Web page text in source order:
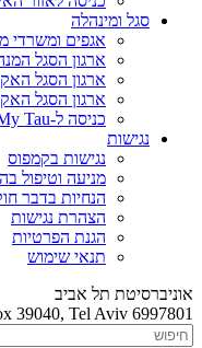
סגל ומינהלה
אגפים ומשרדי
ארגון הסגל
ארגון הסגל
ארגון הסגל
כניסה ל-My Tau
נגישות
נגישות בקמפוס
מניעה וטיפול
הנחיות בדבר
הצהרת נגישות
הגנת הפרטיות
תנאי שימוש
אוניברסיטת תל אביב
39040, Tel Aviv 6997801